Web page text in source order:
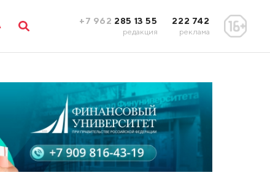
+7 962 285 13 55
редакция
222 742
реклама